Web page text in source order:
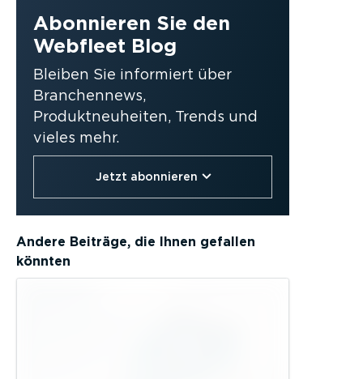
Abonnieren Sie den
Webfleet Blog
Bleiben Sie informiert über
Branchennews,
Produktneuheiten, Trends und
vieles mehr.
Jetzt abonnieren
Andere Beiträge, die Ihnen gefallen
könnten